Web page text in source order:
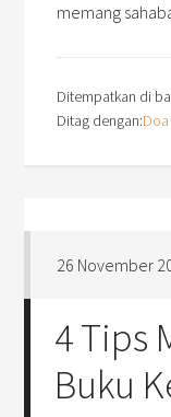
memang
Ditempatkan di
Ditag dengan:
26 November
4 Tips
Buku